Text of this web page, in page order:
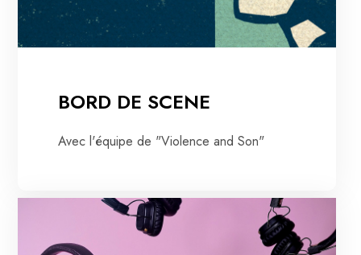
BORD DE SCENE
Avec l'équipe de "Violence and Son"